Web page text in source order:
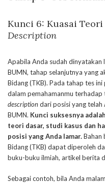
Kunci 6: Kuasai
Description
Apabila Anda sudah dinyatakan
BUMN, tahap selanjutnya yang
Bidang (TKB). Pada tahap tes
dalam pemahamanmu terhadap
descriptiondari posisi yang
BUMN. Kunci suksesnya
teori dasar, studi kasus dan
posisi yang Anda lamar.Bahan
Bidang (TKB) dapat diperoleh
buku-buku ilmiah, artikel berita
Sebagai contoh, bila Anda